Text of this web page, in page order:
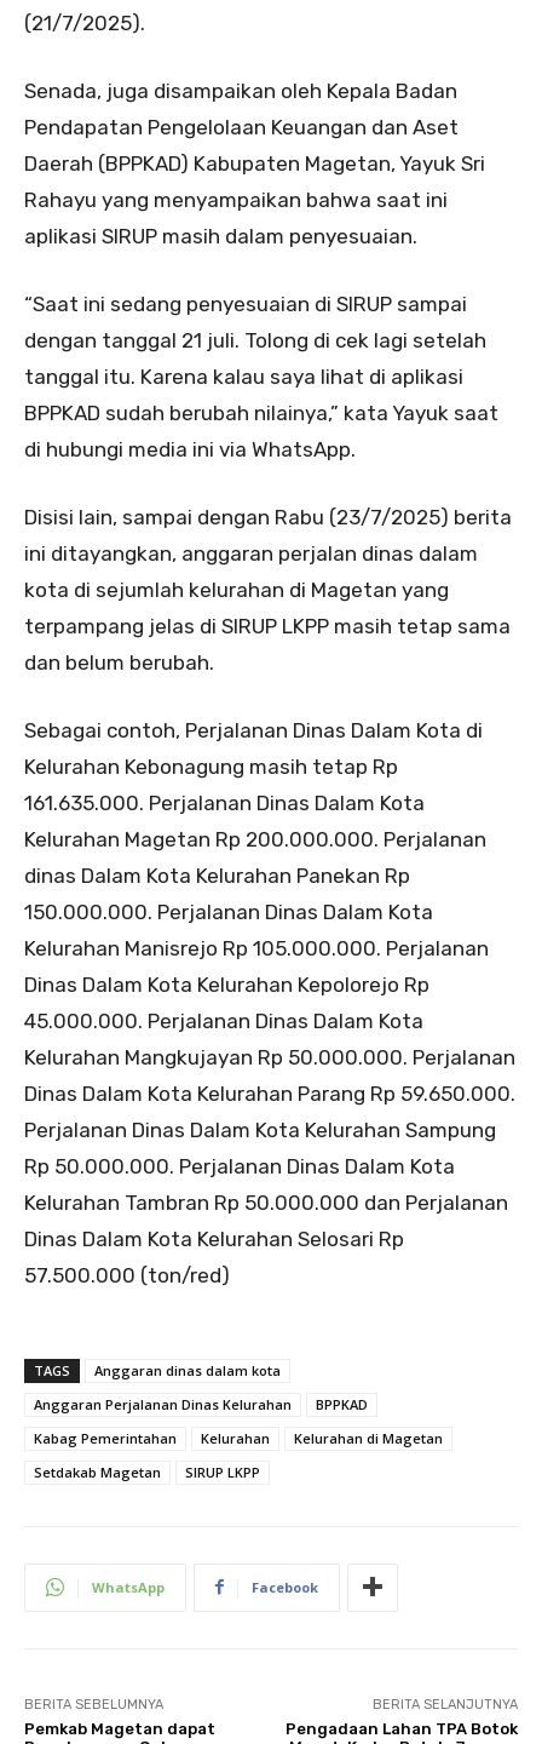
(21/7/2025).
Senada, juga disampaikan oleh Kepala Badan
Pendapatan Pengelolaan Keuangan dan Aset
Daerah (BPPKAD) Kabupaten Magetan, Yayuk Sri
Rahayu yang menyampaikan bahwa saat ini
aplikasi SIRUP masih dalam penyesuaian.
“Saat ini sedang penyesuaian di SIRUP sampai
dengan tanggal 21 juli. Tolong di cek lagi setelah
tanggal itu. Karena kalau saya lihat di aplikasi
BPPKAD sudah berubah nilainya,” kata Yayuk saat
di hubungi media ini via WhatsApp.
Disisi lain, sampai dengan Rabu (23/7/2025) berita
ini ditayangkan, anggaran perjalan dinas dalam
kota di sejumlah kelurahan di Magetan yang
terpampang jelas di SIRUP LKPP masih tetap sama
dan belum berubah.
Sebagai contoh, Perjalanan Dinas Dalam Kota di
Kelurahan Kebonagung masih tetap Rp
161.635.000. Perjalanan Dinas Dalam Kota
Kelurahan Magetan Rp 200.000.000. Perjalanan
dinas Dalam Kota Kelurahan Panekan Rp
150.000.000. Perjalanan Dinas Dalam Kota
Kelurahan Manisrejo Rp 105.000.000. Perjalanan
Dinas Dalam Kota Kelurahan Kepolorejo Rp
45.000.000. Perjalanan Dinas Dalam Kota
Kelurahan Mangkujayan Rp 50.000.000. Perjalanan
Dinas Dalam Kota Kelurahan Parang Rp 59.650.000.
Perjalanan Dinas Dalam Kota Kelurahan Sampung
Rp 50.000.000. Perjalanan Dinas Dalam Kota
Kelurahan Tambran Rp 50.000.000 dan Perjalanan
Dinas Dalam Kota Kelurahan Selosari Rp
57.500.000 (ton/red)
TAGS
Anggaran dinas dalam kota
Anggaran Perjalanan Dinas Kelurahan
BPPKAD
Kabag Pemerintahan
Kelurahan
Kelurahan di Magetan
Setdakab Magetan
SIRUP LKPP
WhatsApp Facebook
BERITA SEBELUMNYA
Pemkab Magetan dapat
BERITA SELANJUTNYA
Pengadaan Lahan TPA Botok